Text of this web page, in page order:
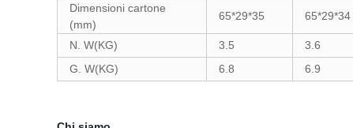
Dimensioni cartone
(mm)
65*29*35 65*29*34
N. W(KG) 3.5 3.6
G. W(KG)
6.8 6.9